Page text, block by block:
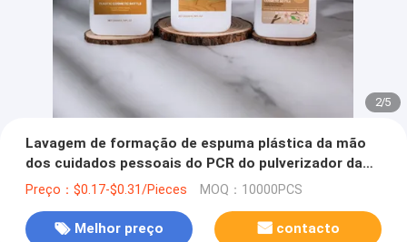
2/5
Lavagem de formação de espuma plástica da mão
dos cuidados pessoais do PCR do pulverizador da
garrafa da bomba 13.52oz
Preço：$0.17-$0.31/Pieces MOQ：10000PCS
Melhor preço contacto